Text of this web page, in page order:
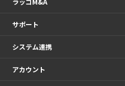
サポート
システム連携
アカウント